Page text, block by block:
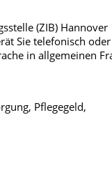
(ZIB) Hannover
Sie telefonisch
in allgemeinen
Pflegegeld,